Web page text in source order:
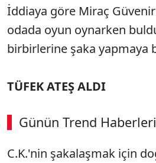
İddiaya göre Miraç
odada oyun oynarken
birbirlerine şaka yapmaya
TÜFEK ATEŞ ALDI
Günün Trend Haberleri
00:02 / 09:15
C.K.'nin şakalaşmak için